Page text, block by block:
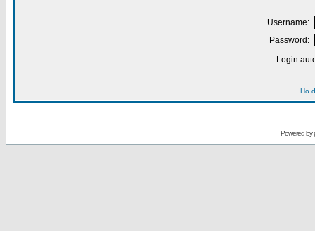
Username:
Password:
Login
Ho
Powered by